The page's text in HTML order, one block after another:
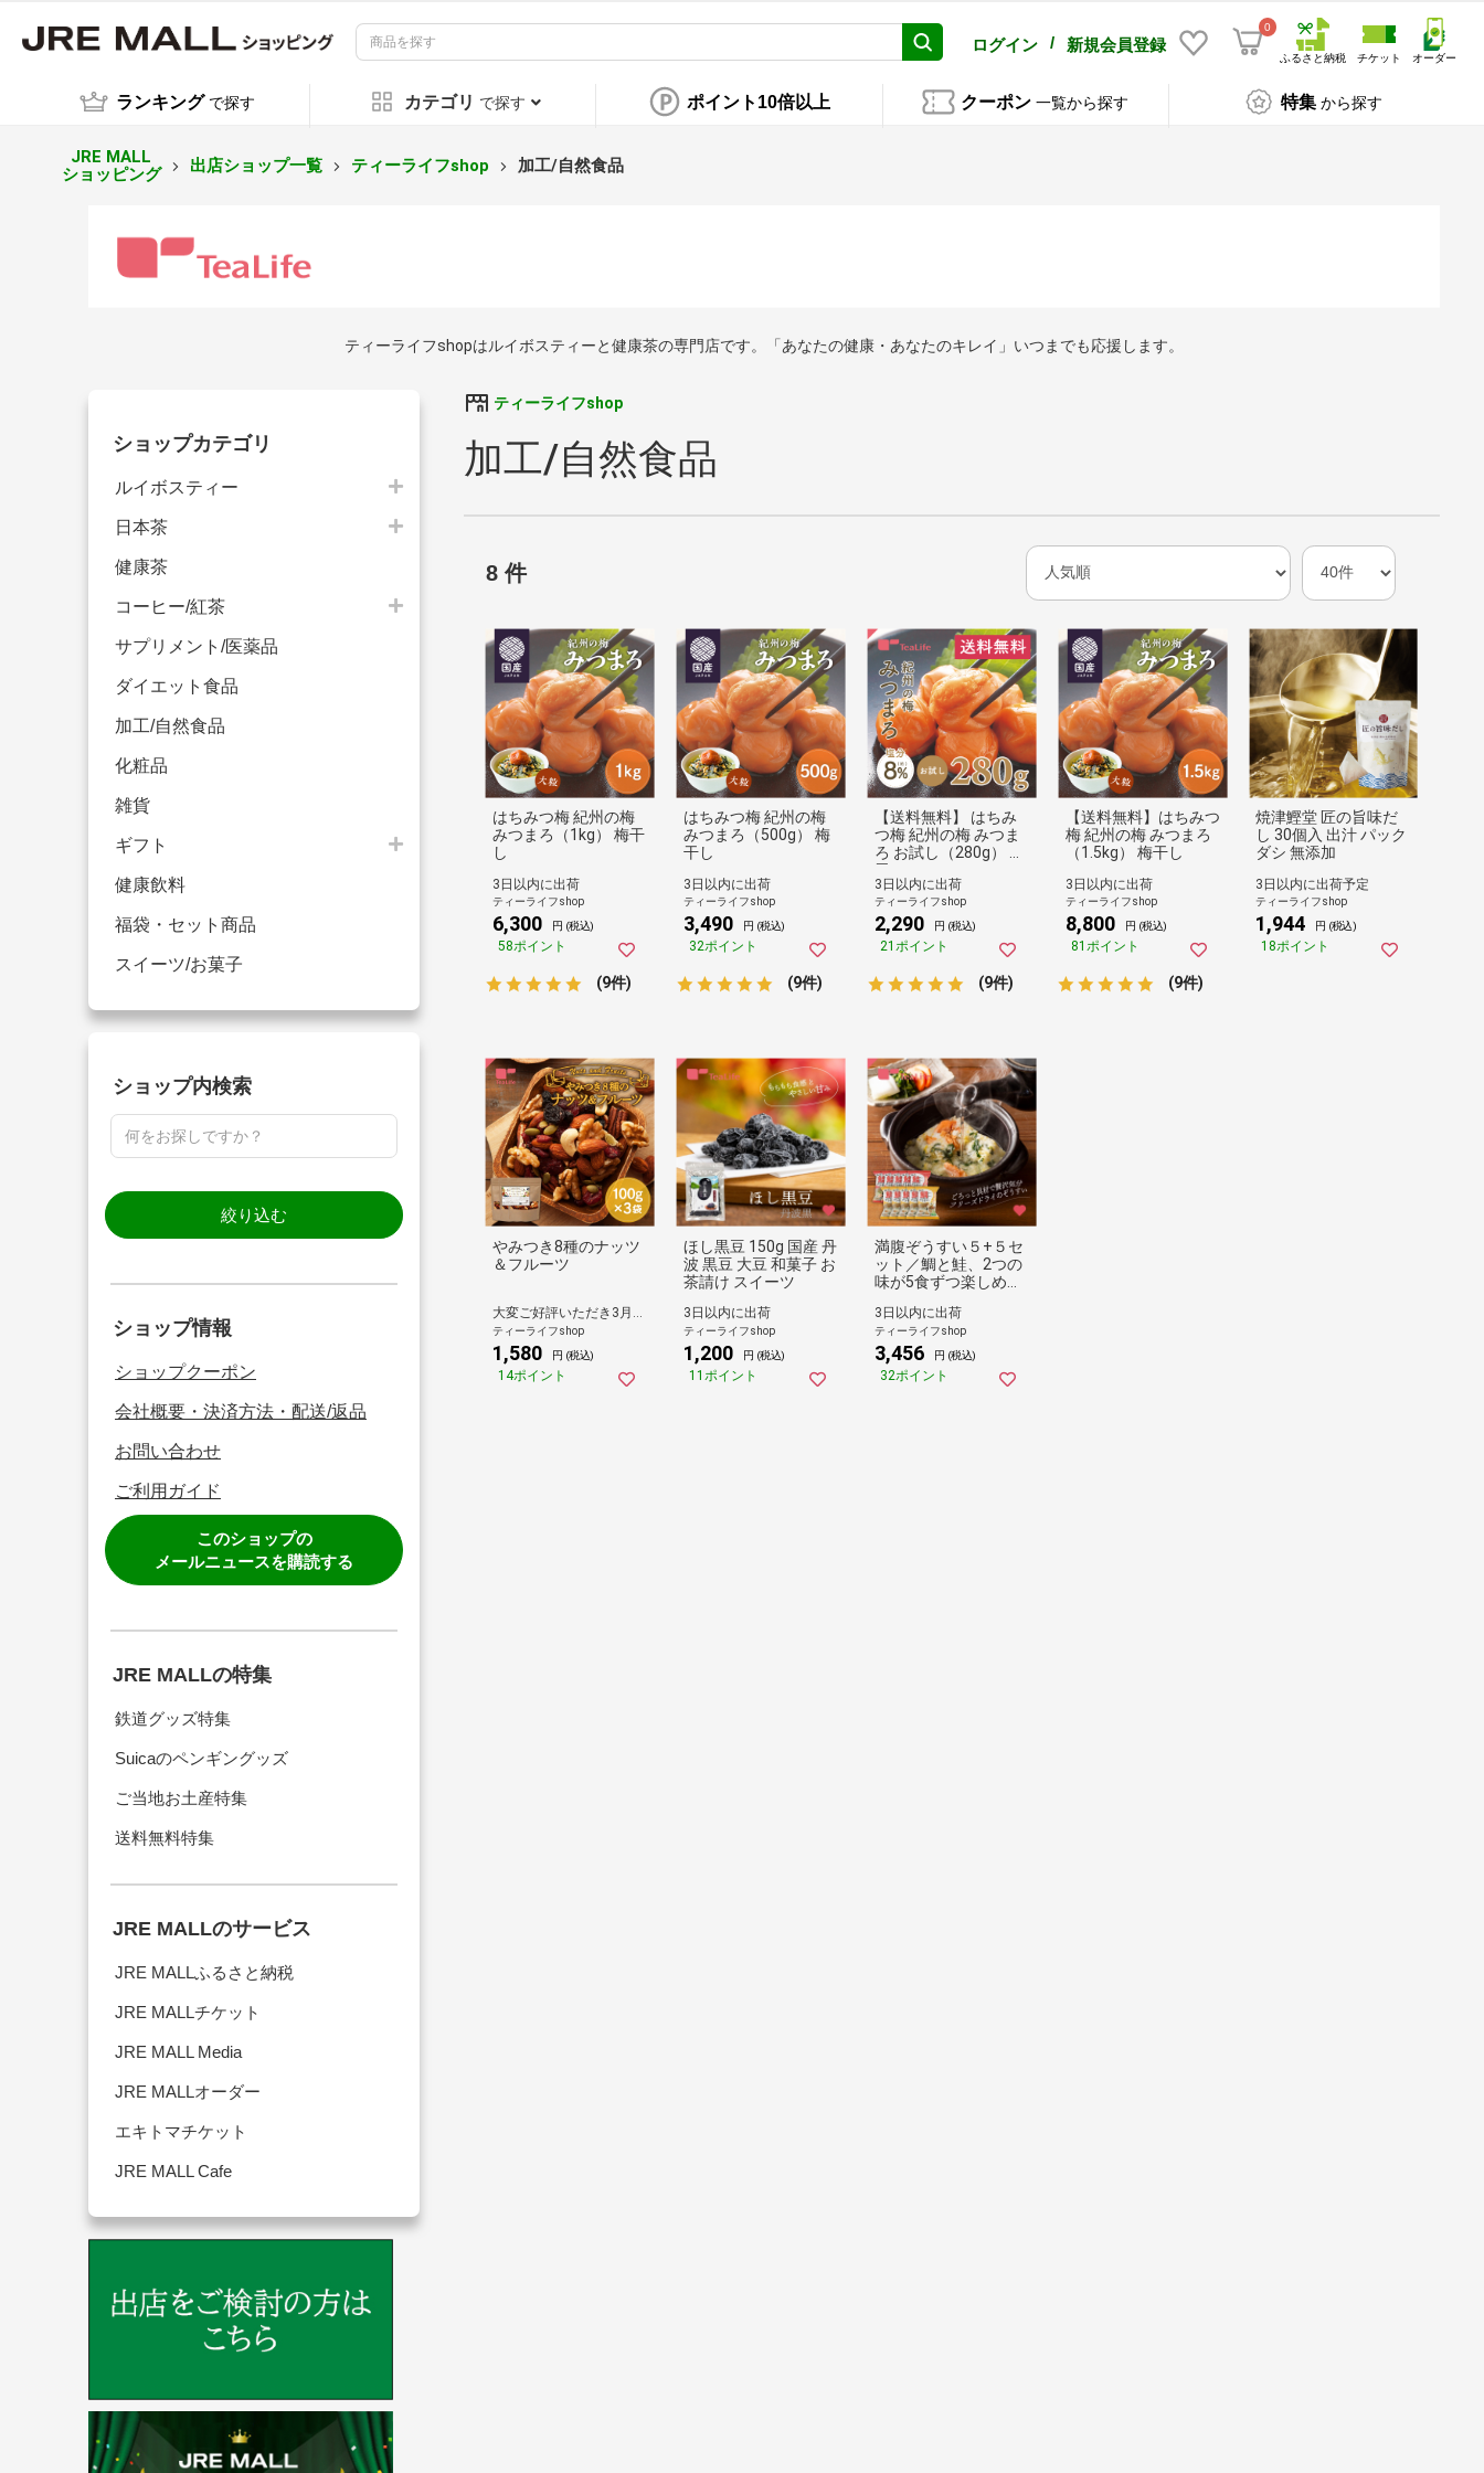
ログイン / 新規会員登録
0
ふるさと納税 チケット オーダー
ランキング で探す カテゴリ で探す ポイント10倍以上 クーポン 一覧から探す 特集 から探す
JRE MALL
ショッピング
出店ショップ一覧 ティーライフshop 加工/自然食品
ティーライフshopはルイボスティーと健康茶の専門店です。「あなたの健康・あなたのキレイ」いつまでも応援します。
ショップカテゴリ
ルイボスティー
日本茶
健康茶
コーヒー/紅茶
サプリメント/医薬品
ダイエット食品
加工/自然食品
化粧品
雑貨
ギフト
健康飲料
福袋・セット商品
スイーツ/お菓子
ショップ内検索
絞り込む
ショップ情報
ショップクーポン
会社概要・決済方法・配送/返品
お問い合わせ
ご利用ガイド
このショップの
メールニュースを購読する
JRE MALLの特集
鉄道グッズ特集
Suicaのペンギングッズ
ご当地お土産特集
送料無料特集
JRE MALLのサービス
JRE MALLふるさと納税
JRE MALLチケット
JRE MALL Media
JRE MALLオーダー
エキトマチケット
JRE MALL Cafe
ティーライフshop
加工/自然食品
8 件
はちみつ梅 紀州の梅
みつまろ（1kg） 梅干
し
3日以内に出荷
ティーライフshop
6,300 円 (税込)
58ポイント
(9件)
はちみつ梅 紀州の梅
みつまろ（500g） 梅
干し
3日以内に出荷
ティーライフshop
3,490 円 (税込)
32ポイント
(9件)
【送料無料】 はちみ
つ梅 紀州の梅 みつま
ろ お試し（280g） 梅
干し
3日以内に出荷
ティーライフshop
2,290 円 (税込)
21ポイント
(9件)
【送料無料】はちみつ
梅 紀州の梅 みつまろ
（1.5kg） 梅干し
3日以内に出荷
ティーライフshop
8,800 円 (税込)
81ポイント
(9件)
焼津鰹堂 匠の旨味だ
し 30個入 出汁 パック
ダシ 無添加
3日以内に出荷予定
ティーライフshop
1,944 円 (税込)
18ポイント
やみつき8種のナッツ
＆フルーツ
大変ご好評いただき3月29日(日)以降のお届けとなります
ティーライフshop
1,580 円 (税込)
14ポイント
ほし黒豆 150g 国産 丹
波 黒豆 大豆 和菓子 お
茶請け スイーツ
3日以内に出荷
ティーライフshop
1,200 円 (税込)
11ポイント
満腹ぞうすい５+５セ
ット／鯛と鮭、2つの
味が5食ずつ楽しめる
ーズドライ 雑炊
3日以内に出荷
ティーライフshop
3,456 円 (税込)
32ポイント